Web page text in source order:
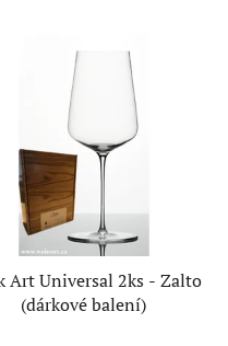
Art Universal 2ks - Zalto
(dárkové balení)